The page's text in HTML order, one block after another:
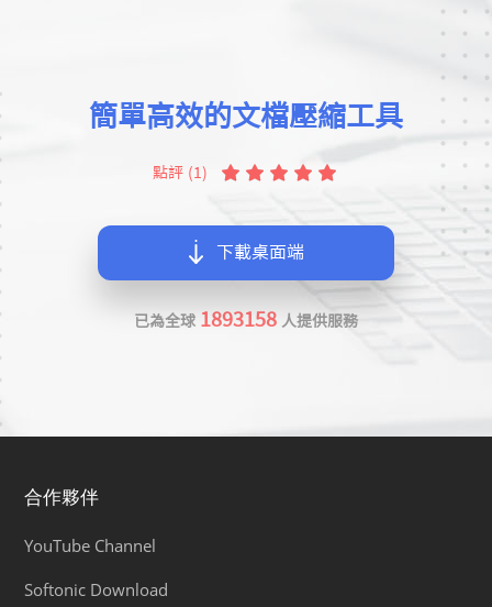
簡單高效的文檔壓縮工具
點評 (1)
下載桌面端
已為全球 1893158 人提供服務
合作夥伴
YouTube Channel
Softonic Download